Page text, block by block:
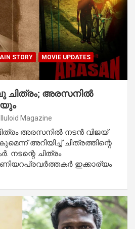
STORY
MOVIE UPDATES
ചിത്രം; അരസനിൽ
Magazine
അരസനിൽ നടൻ വിജയ്
അറിയിച്ച് ചിത്രത്തിന്റെ
ചിത്രം
ഇക്കാര്യം